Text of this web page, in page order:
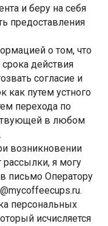
и беру на себя
предоставления
о том, что
действия
согласие и
как путем устного
перехода по
в любом
возникновении
рассылки, я могу
письмо Оператору
персональных
исчисляется